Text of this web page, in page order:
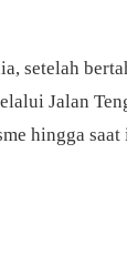
setelah
Jalan
hingga saat